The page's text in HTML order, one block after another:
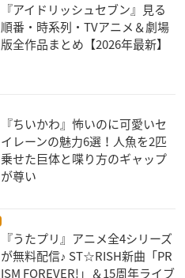
『アイドリッシュセブン』見る
順番・時系列・TVアニメ＆劇場
版全作品まとめ【2026年最新】
『ちいかわ』怖いのに可愛いセ
イレーンの魅力6選！人魚を2匹
乗せた巨体と喋り方のギャップ
が尊い
『うたプリ』アニメ全4シリーズ
が無料配信♪ ST☆RISH新曲「PR
ISM FOREVER!」＆15周年ライブ